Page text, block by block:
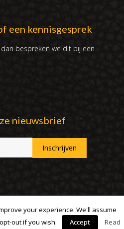
een kennisgesprek
bespreken we dit bij een
nieuwsbrief
B.V. | Alle rechten
your experience. We'll assume
out if you wish.
Accept Read